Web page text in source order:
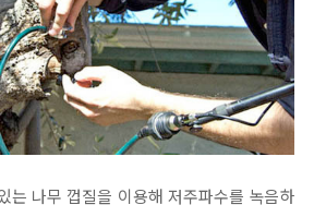
는 나무 껍질을 이용해 저주파수를 녹음하